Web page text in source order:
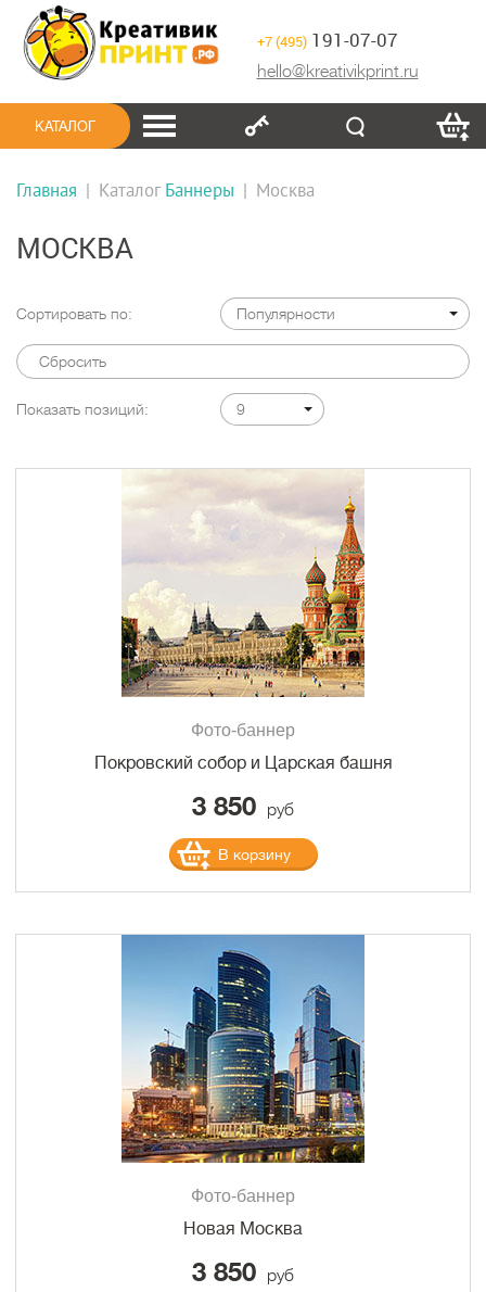
+7 (495)191-07-07
hello@kreativikprint.ru
КАТАЛОГ
Главная | КаталогБаннеры | Москва
МОСКВА
Сортировать по: Популярности
Сбросить
Показать позиций: 9
Фото-баннер
Покровский собор и Царская башня
3 850 руб
В корзину
Фото-баннер
Новая Москва
3 850 руб